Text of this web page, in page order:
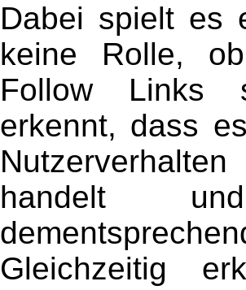
Dabei spielt es
keine Rolle,
Follow Links
erkennt, dass
handelt
Gleichzeitig